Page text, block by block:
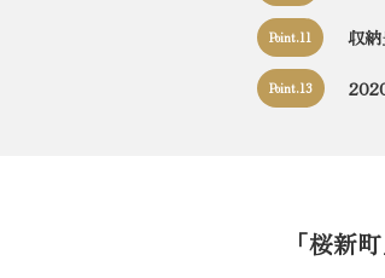
Point.11 収
Point.13
「桜新